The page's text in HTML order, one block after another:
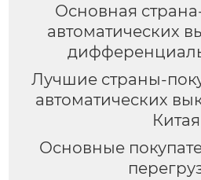
Основная
автоматических
Лучшие страны-
автоматических
Китая
Основные